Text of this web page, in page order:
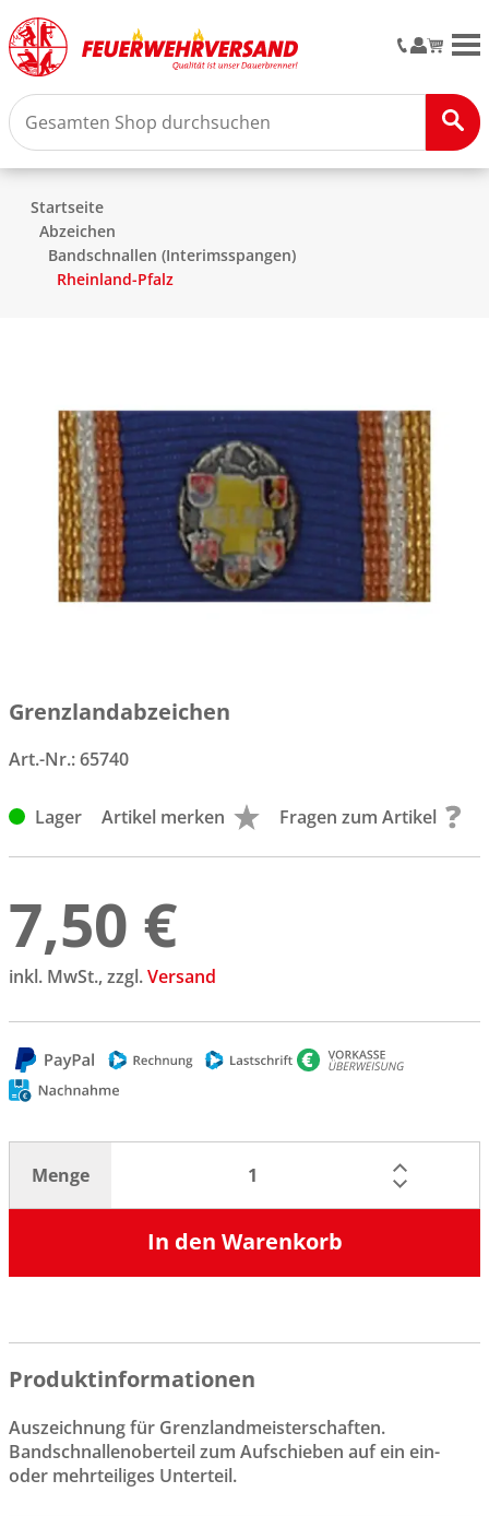
Startseite
Abzeichen
Bandschnallen (Interimsspangen)
Rheinland-Pfalz
Grenzlandabzeichen
Art.-Nr.:65740
Lager Artikel merken Fragen zum Artikel
7,50 €
inkl. MwSt., zzgl.Versand
Menge
In den Warenkorb
Produktinformationen
Auszeichnung für Grenzlandmeisterschaften.
Bandschnallenoberteil zum Aufschieben auf ein ein-
oder mehrteiliges Unterteil.